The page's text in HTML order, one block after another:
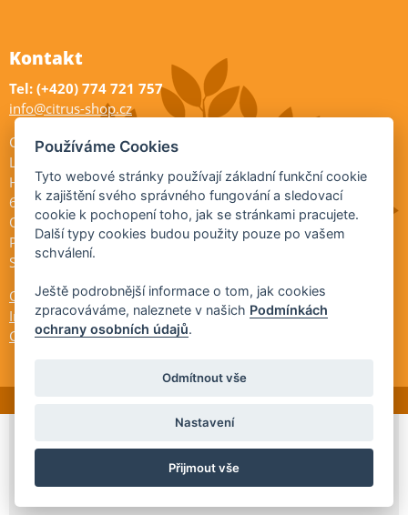
Kontakt
Tel: (+420) 774 721 757
info@citrus-shop.cz
Citrus shop zahradnictví
Legionářů 2
Hodonín
695 01
Otevřeno:
Po-Pá 9-17
So 9-11:30
Ochrana osobních údajů
Informace ÚKZÚZ
Cookies
© 2026 Citrus-shop.cz -Partnerský
program
Partner ID:
Používáme Cookies
Tyto webové stránky používají základní funkční cookie
k zajištění svého správného fungování a sledovací
cookie k pochopení toho, jak se stránkami pracujete.
Další typy cookies budou použity pouze po vašem
schválení.
Ještě podrobnější informace o tom, jak cookies
zpracováváme, naleznete v našich Podmínkách
ochrany osobních údajů.
Odmítnout vše
Nastavení
Přijmout vše